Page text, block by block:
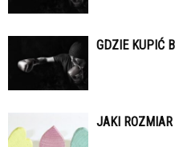
GDZIE KUPIĆ
JAKI